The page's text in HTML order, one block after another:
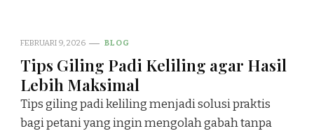
FEBRUARI 9, 2026 BLOG
Tips Giling Padi Keliling agar Hasil
Lebih Maksimal
Tips giling padi keliling menjadi solusi praktis
bagi petani yang ingin mengolah gabah tanpa